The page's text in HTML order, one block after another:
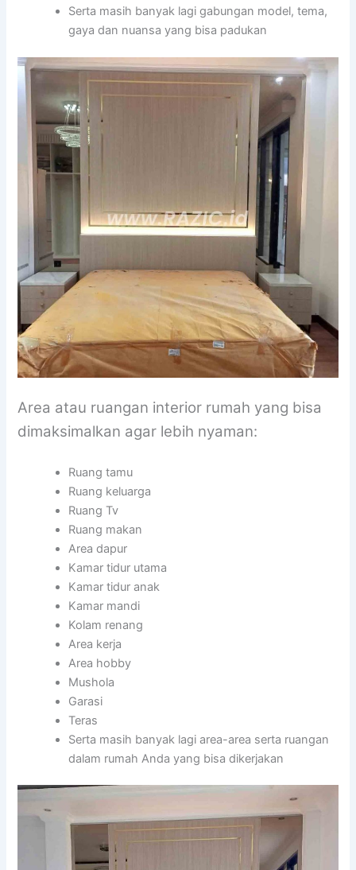
Serta masih banyak lagi gabungan model, tema,
gaya dan nuansa yang bisa padukan
Area atau ruangan interior rumah yang bisa
dimaksimalkan agar lebih nyaman:
Ruang tamu
Ruang keluarga
Ruang Tv
Ruang makan
Area dapur
Kamar tidur utama
Kamar tidur anak
Kamar mandi
Kolam renang
Area kerja
Area hobby
Mushola
Garasi
Teras
Serta masih banyak lagi area-area serta ruangan
dalam rumah Anda yang bisa dikerjakan